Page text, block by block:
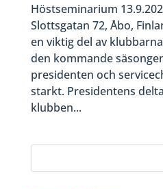
Höstseminarium
Slottsgatan 72, Åbo,
en viktig del av
den kommande
presidenten och
starkt. Presidentens
klubben...